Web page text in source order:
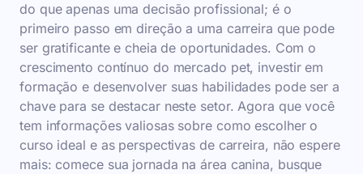
do que apenas uma decisão profissional; é o
primeiro passo em direção a uma carreira que pode
ser gratificante e cheia de oportunidades. Com o
crescimento contínuo do mercado pet, investir em
formação e desenvolver suas habilidades pode ser a
chave para se destacar neste setor. Agora que você
tem informações valiosas sobre como escolher o
curso ideal e as perspectivas de carreira, não espere
mais: comece sua jornada na área canina, busque